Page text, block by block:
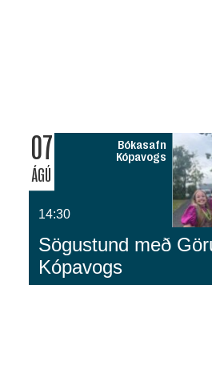
07
ÁGÚ
Bókasafn
Kópavogs
14:30
Sögustund með
Kópavogs